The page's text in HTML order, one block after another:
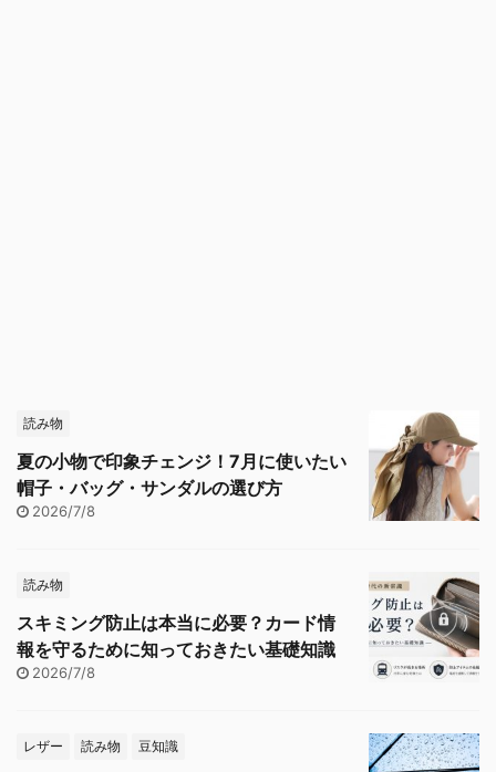
読み物
夏の小物で印象チェンジ！7月に使いたい
帽子・バッグ・サンダルの選び方
2026/7/8
読み物
スキミング防止は本当に必要？カード情
報を守るために知っておきたい基礎知識
2026/7/8
レザー 読み物 豆知識